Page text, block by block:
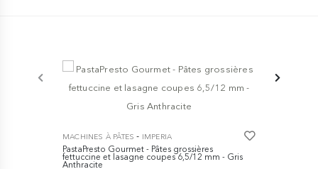
MACHINES À PÂTES - IMPERIA
PastaPresto Gourmet - Pâtes grossières
fettuccine et lasagne coupes 6,5/12 mm - Gris
Anthracite